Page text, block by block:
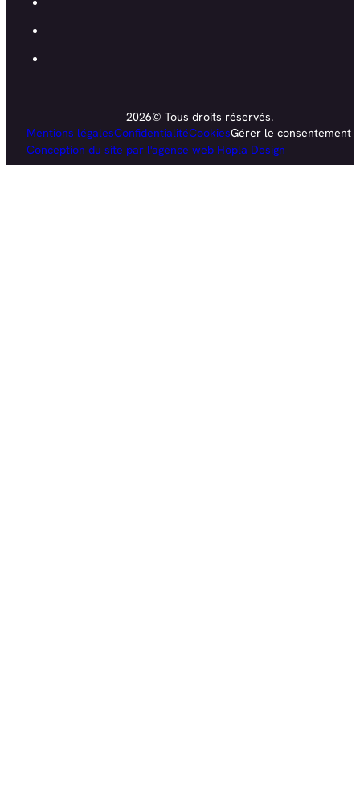
2026© Tous droits réservés.
Mentions légalesConfidentialitéCookiesGérer le consentement
Conception du site par l'agence web Hopla Design